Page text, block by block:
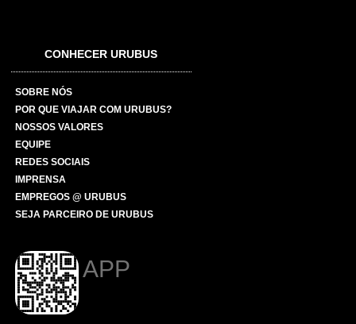
CONHECER URUBUS
SOBRE NÓS
POR QUE VIAJAR COM URUBUS?
NOSSOS VALORES
EQUIPE
REDES SOCIAIS
IMPRENSA
EMPREGOS @ URUBUS
SEJA PARCEIRO DE URUBUS
APP